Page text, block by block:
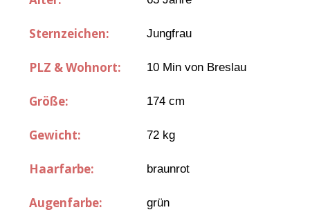
Sternzeichen: Jungfrau
PLZ & Wohnort: 10 Min von Breslau
Größe: 174 cm
Gewicht: 72 kg
Haarfarbe: braunrot
Augenfarbe: grün